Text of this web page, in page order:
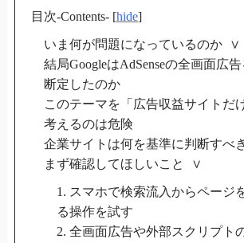
目次-Contents- [hide]
いま何が問題になっているのか
結局GoogleはAdSenseの全画面広
断定したのか
このテーマを「広告収益サイトだ
考えるのは危険
企業サイトは何を基準に判断すべ
まず確認してほしいこと
1. スマホで検索流入からページ
る操作を試す
2. 全画面広告や外部スクリプト